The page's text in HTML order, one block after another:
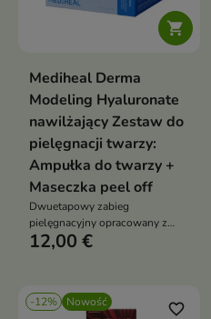

Mediheal Derma
Modeling Hyaluronate
nawilżający Zestaw do
pielęgnacji twarzy:
Ampułka do twarzy +
Maseczka peel off
Dwuetapowy zabieg
pielęgnacyjny opracowany z
myślą o intensywnym
12,00 €
-12% Nowość favorite_border